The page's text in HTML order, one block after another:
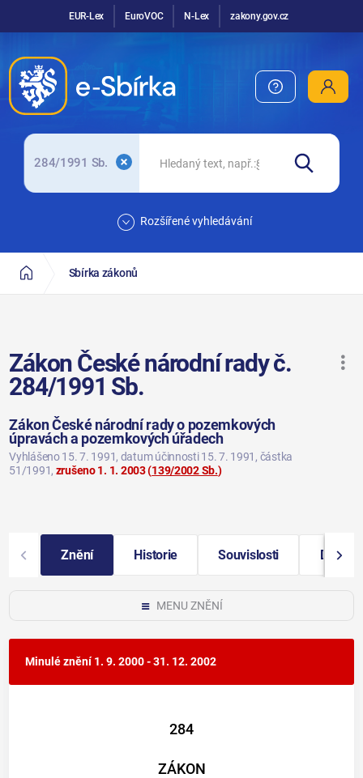
EUR-Lex EuroVOC N-Lex zakony.gov.cz
284/1991 Sb.
Rozšířené vyhledávání
Sbírka zákonů
Zákon České národní rady č.
284/1991 Sb.
Zákon České národní rady o pozemkových
úpravách a pozemkových úřadech
Vyhlášeno 15. 7. 1991, datum účinnosti 15. 7. 1991 , částka
51/1991, zrušeno 1. 1. 2003(139/2002 Sb.)
Znění Historie Souvislosti Další
MENU ZNĚNÍ
Minulé znění1. 9. 2000 - 31. 12. 2002
284
ZÁKON